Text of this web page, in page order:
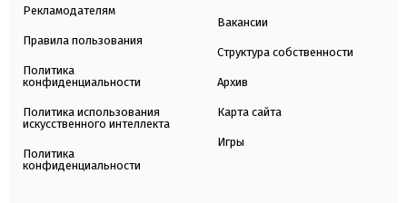
Рекламодателям
Правила пользования
Политика
конфиденциальности
Политика использования
искусственного интеллекта
Политика
конфиденциальности
Вакансии
Структура собственности
Архив
Карта сайта
Игры